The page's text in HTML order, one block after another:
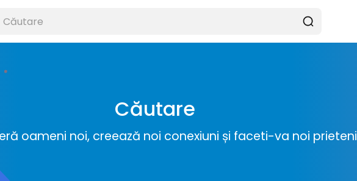
Căutare
oameni noi, creează noi conexiuni și faceti-va noi prieteni